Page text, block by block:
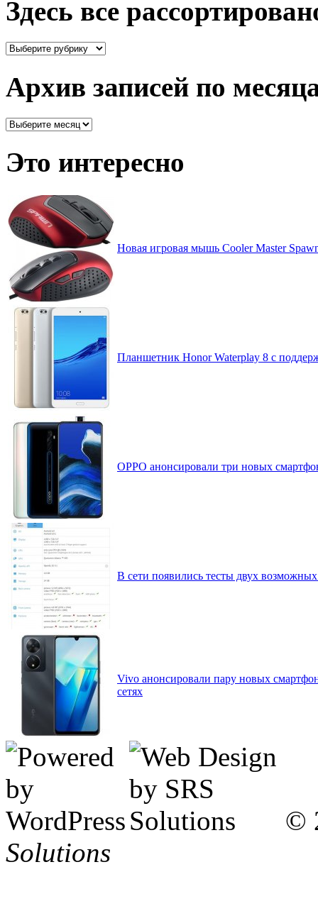
Здесь все
Здесь
Архив записей по
Архив
месяцам
Это интересно
Новая игровая мышь Cooler Master
Планшетник Honor Waterplay 8 с
OPPO анонсировали три новых
В сети появились тесты двух
Vivo анонсировали пару новых
сетях
©
Solutions